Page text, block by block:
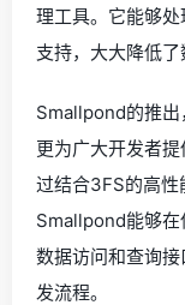
理工具。它能够
支持，大大降低了
Smallpond的推出
更为广大开发者
过结合3FS的高性
Smallpond能够在
数据访问和查询
发流程。